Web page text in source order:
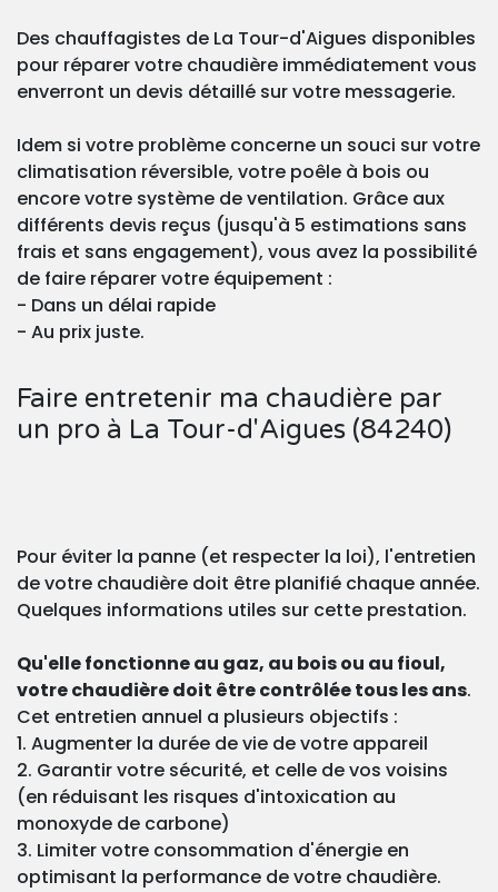
Des chauffagistes de La Tour-d'Aigues disponibles
pour réparer votre chaudière immédiatement vous
enverront un devis détaillé sur votre messagerie.
Idem si votre problème concerne un souci sur votre
climatisation réversible, votre poêle à bois ou
encore votre système de ventilation. Grâce aux
différents devis reçus (jusqu'à 5 estimations sans
frais et sans engagement), vous avez la possibilité
de faire réparer votre équipement :
- Dans un délai rapide
- Au prix juste.
Faire entretenir ma chaudière par
un pro à La Tour-d'Aigues (84240)
Pour éviter la panne (et respecter la loi), l'entretien
de votre chaudière doit être planifié chaque année.
Quelques informations utiles sur cette prestation.
Qu'elle fonctionne au gaz, au bois ou au fioul,
votre chaudière doit être contrôlée tous les ans.
Cet entretien annuel a plusieurs objectifs :
1. Augmenter la durée de vie de votre appareil
2. Garantir votre sécurité, et celle de vos voisins
(en réduisant les risques d'intoxication au
monoxyde de carbone)
3. Limiter votre consommation d'énergie en
optimisant la performance de votre chaudière.